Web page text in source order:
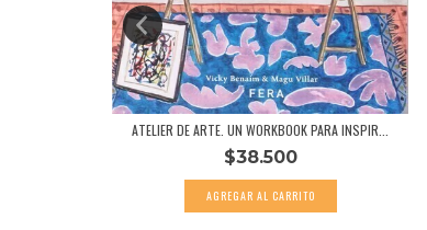
ATELIER DE ARTE. UN WORKBOOK PARA INSPIR...
$38.500